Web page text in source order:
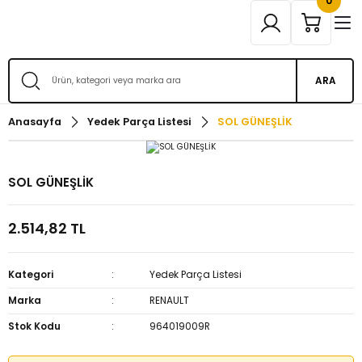
ARA
Anasayfa Yedek Parça Listesi SOL GÜNEŞLİK
SOL GÜNEŞLİK
2.514,82 TL
Kategori
Yedek Parça Listesi
Marka
RENAULT
Stok Kodu
964019009R